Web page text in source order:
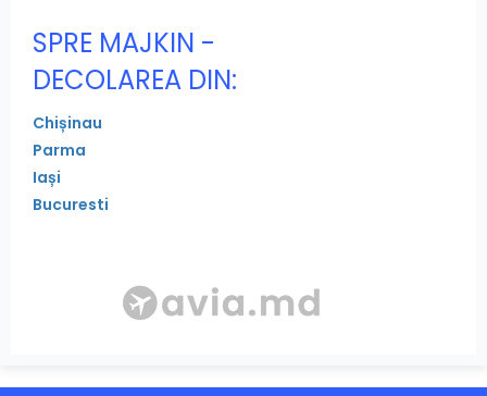
SPRE MAJKIN -
DECOLAREA DIN:
Chișinau
Parma
Iași
Bucuresti